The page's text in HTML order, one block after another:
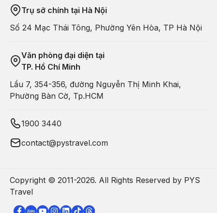
hùng vĩ, khám phá bản sắc văn hoá các dân tộc, và lưu giữ
Trụ sở chính tại Hà Nội
Số 24 Mạc Thái Tông, Phường Yên Hòa, TP Hà Nội
Văn phòng đại diện tại
TP. Hồ Chí Minh
Lầu 7, 354-356, đường Nguyễn Thị Minh Khai,
Phường Bàn Cờ, Tp.HCM
1900 3440
contact@pystravel.com
Copyright © 2011-2026. All Rights Reserved by PYS
Travel